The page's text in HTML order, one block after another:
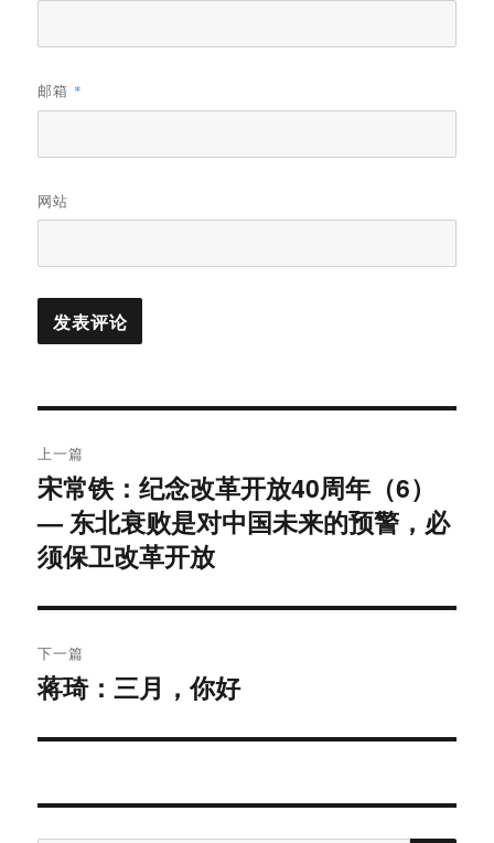
邮箱 *
网站
章
导
航
上一篇
上
文
章：
宋常铁：纪念改革开放40周年（6）
— 东北衰败是对中国未来的预警，必
须保卫改革开放
下一篇
下
文
蒋琦：三月，你好